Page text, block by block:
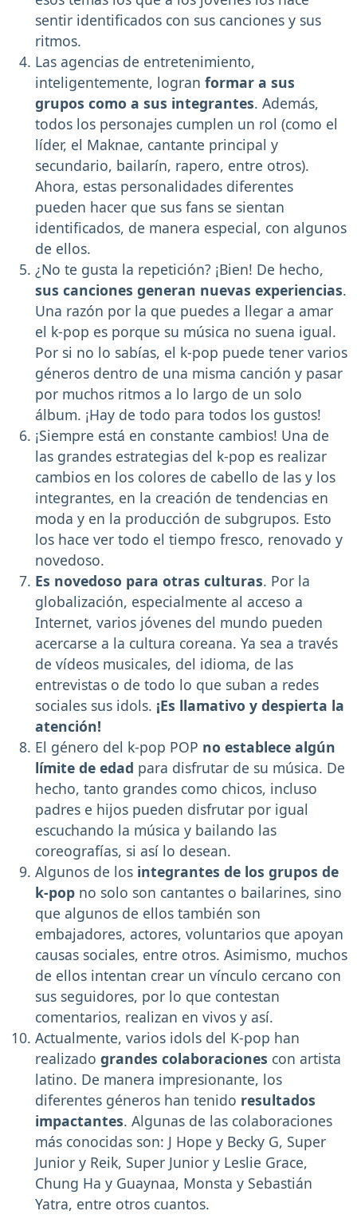
sentir identificados con sus canciones y sus
ritmos.
Las agencias de entretenimiento,
inteligentemente, logran formar a sus
grupos como a sus integrantes. Además,
todos los personajes cumplen un rol (como el
líder, el Maknae, cantante principal y
secundario, bailarín, rapero, entre otros).
Ahora, estas personalidades diferentes
pueden hacer que sus fans se sientan
identificados, de manera especial, con algunos
de ellos.
¿No te gusta la repetición? ¡Bien! De hecho,
sus canciones generan nuevas experiencias.
Una razón por la que puedes a llegar a amar
el k-pop es porque su música no suena igual.
Por si no lo sabías, el k-pop puede tener varios
géneros dentro de una misma canción y pasar
por muchos ritmos a lo largo de un solo
álbum. ¡Hay de todo para todos los gustos!
¡Siempre está en constante cambios! Una de
las grandes estrategias del k-pop es realizar
cambios en los colores de cabello de las y los
integrantes, en la creación de tendencias en
moda y en la producción de subgrupos. Esto
los hace ver todo el tiempo fresco, renovado y
novedoso.
Es novedoso para otras culturas. Por la
globalización, especialmente al acceso a
Internet, varios jóvenes del mundo pueden
acercarse a la cultura coreana. Ya sea a través
de vídeos musicales, del idioma, de las
entrevistas o de todo lo que suban a redes
sociales sus idols. ¡Es llamativo y despierta la
atención!
El género del k-pop POP no establece algún
límite de edad para disfrutar de su música. De
hecho, tanto grandes como chicos, incluso
padres e hijos pueden disfrutar por igual
escuchando la música y bailando las
coreografías, si así lo desean.
Algunos de los integrantes de los grupos de
k-pop no solo son cantantes o bailarines, sino
que algunos de ellos también son
embajadores, actores, voluntarios que apoyan
causas sociales, entre otros. Asimismo, muchos
de ellos intentan crear un vínculo cercano con
sus seguidores, por lo que contestan
comentarios, realizan en vivos y así.
Actualmente, varios idols del K-pop han
realizado grandes colaboraciones con artista
latino. De manera impresionante, los
diferentes géneros han tenido resultados
impactantes. Algunas de las colaboraciones
más conocidas son: J Hope y Becky G, Super
Junior y Reik, Super Junior y Leslie Grace,
Chung Ha y Guaynaa, Monsta y Sebastián
Yatra, entre otros cuantos.